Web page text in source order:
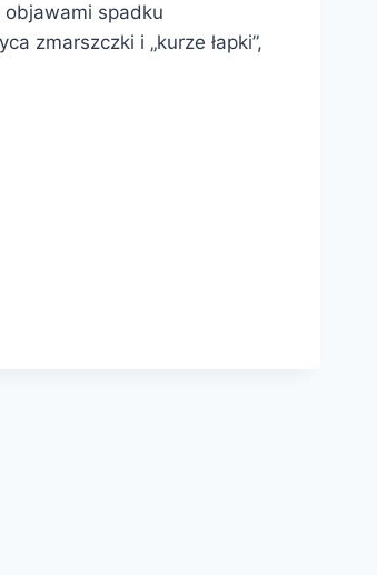
spadku
zmarszczki i „kurze łapki”,